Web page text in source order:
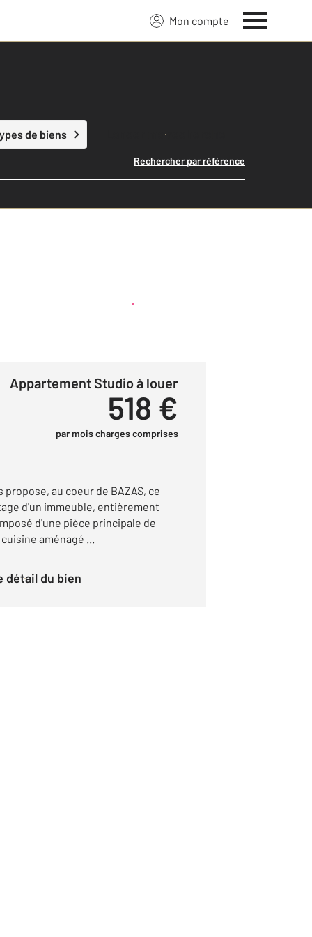
Mon compte
de biens Lancer ma recherche
Rechercher par référence
Créer une alerte
Appartement Studio à louer
518 €
par mois charges comprises
propose, au coeur de BAZAS, ce
d'un immeuble, entièrement
d'une pièce principale de
aménagé ...
détail du bien